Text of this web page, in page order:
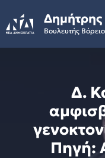
to
content
Δημήτρης
Βουλευτής
Δ.
Πηγή: